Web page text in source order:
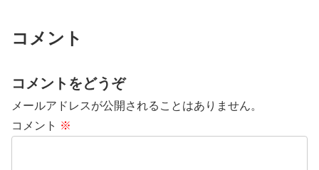
コメント
コメントをどうぞ
メールアドレスが公開されることはありません。
コメント ※